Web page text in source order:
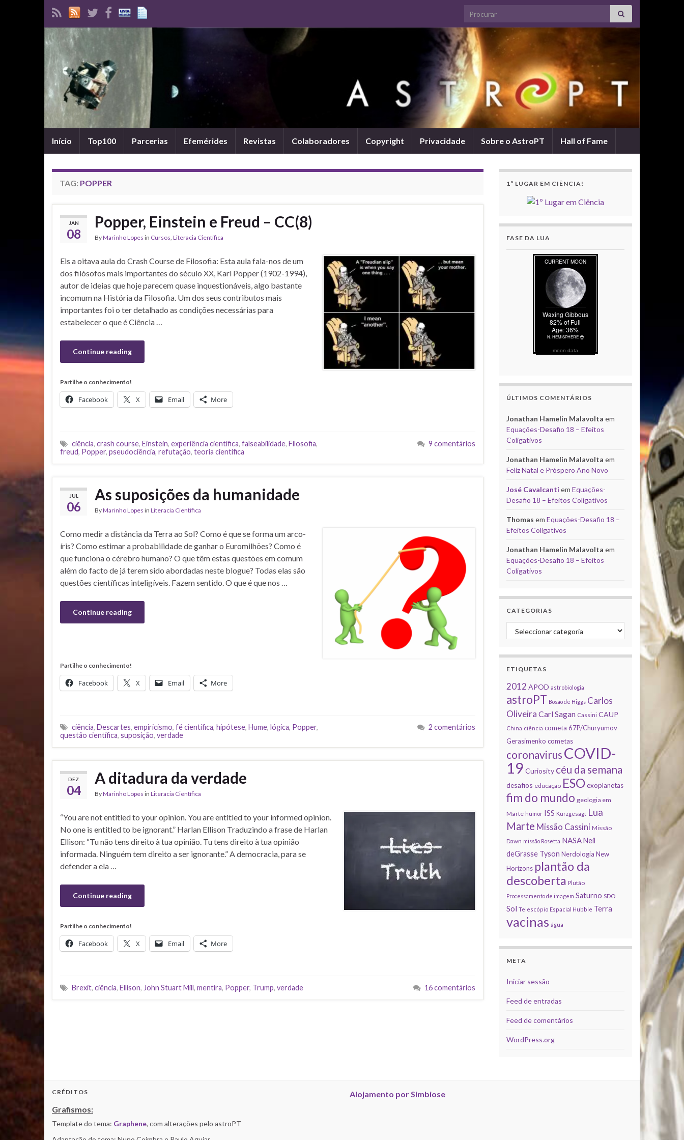
Search for:
Início Top100 Parcerias Efemérides Revistas Colaboradores Copyright Privacidade Sobre o AstroPT Hall of Fame
TAG: POPPER
JAN
08
Popper, Einstein e Freud – CC(8)
ByMarinho Lopes in Cursos, Literacia Científica
Eis a oitava aula do Crash Course de Filosofia: Esta aula fala-nos de um
dos filósofos mais importantes do século XX, Karl Popper (1902-1994),
autor de ideias que hoje parecem quase inquestionáveis, algo bastante
incomum na História da Filosofia. Um dos seus contributos mais
importantes foi o ter detalhado as condições necessárias para
estabelecer o que é Ciência …
Continue reading
Partilhe o conhecimento!
Facebook X Email More
ciência, crash course, Einstein, experiência científica, falseabilidade, Filosofia,
freud, Popper, pseudociência, refutação, teoria científica
9 comentários
JUL
06
As suposições da humanidade
ByMarinho Lopes in Literacia Científica
Como medir a distância da Terra ao Sol? Como é que se forma um arco-
íris? Como estimar a probabilidade de ganhar o Euromilhões? Como é
que funciona o cérebro humano? O que têm estas questões em comum
além do facto de já terem sido abordadas neste blogue? Todas elas são
questões científicas inteligíveis. Fazem sentido. O que é que nos …
Continue reading
Partilhe o conhecimento!
Facebook X Email More
ciência, Descartes, empiricismo, fé científica, hipótese, Hume, lógica, Popper,
questão científica, suposição, verdade
2 comentários
DEZ
04
A ditadura da verdade
ByMarinho Lopes in Literacia Científica
“You are not entitled to your opinion. You are entitled to your informed opinion.
No one is entitled to be ignorant.” Harlan Ellison Traduzindo a frase de Harlan
Ellison: “Tu não tens direito à tua opinião. Tu tens direito à tua opinião
informada. Ninguém tem direito a ser ignorante.” A democracia, para se
defender a ela …
Continue reading
Partilhe o conhecimento!
Facebook X Email More
Brexit, ciência, Ellison, John Stuart Mill, mentira, Popper, Trump, verdade 16 comentários
1º LUGAR EM CIÊNCIA!
FASE DA LUA
moon data
ÚLTIMOS COMENTÁRIOS
Jonathan Hamelin Malavolta em
Equações-Desafio 18 – Efeitos
Coligativos
Jonathan Hamelin Malavolta em
Feliz Natal e Próspero Ano Novo
José Cavalcanti em Equações-
Desafio 18 – Efeitos Coligativos
Thomas em Equações-Desafio 18 –
Efeitos Coligativos
Jonathan Hamelin Malavolta em
Equações-Desafio 18 – Efeitos
Coligativos
CATEGORIAS
Categorias
ETIQUETAS
2012 APOD astrobiologia
astroPT Bosão de Higgs Carlos
Oliveira Carl Sagan Cassini CAUP
China ciência cometa 67P/Churyumov-
Gerasimenko cometas
coronavirus COVID-
19 Curiosity céu da semana
desafios educação ESO exoplanetas
fim do mundo geologia em
Marte humor ISS Kurzgesagt Lua
Marte Missão Cassini Missão
Dawn missão Rosetta NASA Neil
deGrasse Tyson Nerdologia New
Horizons plantão da
descoberta Plutão
Processamento de imagem Saturno SDO
Sol Telescópio Espacial Hubble Terra
vacinas água
META
Iniciar sessão
Feed de entradas
Feed de comentários
WordPress.org
CRÉDITOS
Grafismos:
Template do tema: Graphene, com alterações pelo astroPT
Alojamento por Simbiose